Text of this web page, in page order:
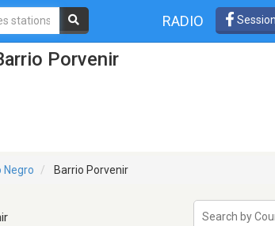
RADIO
Porvenir
Negro Barrio Porvenir